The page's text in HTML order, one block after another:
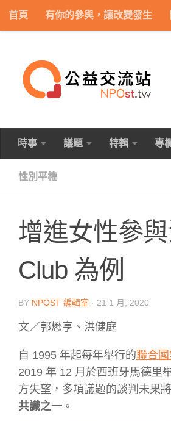
Skip to content
首頁 有你的參與，讓改變發生
時事 議題 特輯 專
性別平權
增進女性參
Club 為例
BY NPOST 編輯室 · 21 1 月, 2020
文／郭懋亨、洪健庭
自 1995 年起每年舉行的聯合
2019 年 12 月於西班牙馬德里
方失望，多項議題的談判未果
共識之一 。